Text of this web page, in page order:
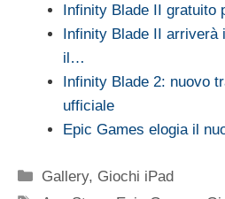
Infinity Blade II gratuito
Infinity Blade II arriverà
il…
Infinity Blade 2: nuovo
ufficiale
Epic Games elogia il
Categorie
Gallery, Giochi iPad